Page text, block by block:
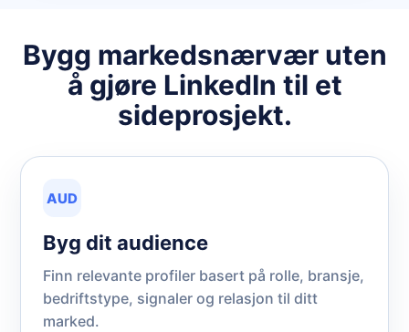
Bygg markedsnærvær uten
å gjøre LinkedIn til et
sideprosjekt.
AUD
Byg dit audience
Finn relevante profiler basert på rolle, bransje,
bedriftstype, signaler og relasjon til ditt
marked.